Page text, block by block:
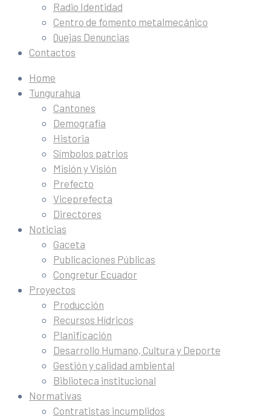
Radio Identidad
Centro de fomento metalmecánico
Quejas Denuncias
Contactos
Home
Tungurahua
Cantones
Demografía
Historia
Símbolos patrios
Misión y Visión
Prefecto
Viceprefecta
Directores
Noticias
Gaceta
Publicaciones Públicas
Congretur Ecuador
Proyectos
Producción
Recursos Hídricos
Planificación
Desarrollo Humano, Cultura y Deporte
Gestión y calidad ambiental
Biblioteca institucional
Normativas
Contratistas incumplidos